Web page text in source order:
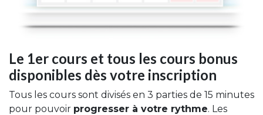
Le 1er cours et tous les cours bonus
disponibles dès votre inscription
Tous les cours sont divisés en 3 parties de 15 minutes
pour pouvoir progresser à votre rythme. Les